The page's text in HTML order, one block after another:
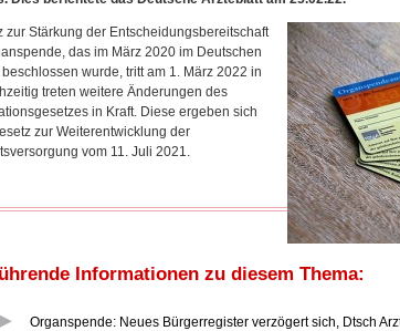
zur Stärkung der Entscheidungsbereitschaft
das im März 2020 im Deutschen
wurde, tritt am 1. März 2022 in
treten weitere Änderungen des
in Kraft. Diese ergeben sich
zur Weiterentwicklung der
vom 11. Juli 2021.
Informationen zu diesem Thema:
Organspende: Neues Bürgerregister verzögert sich, Dtsch